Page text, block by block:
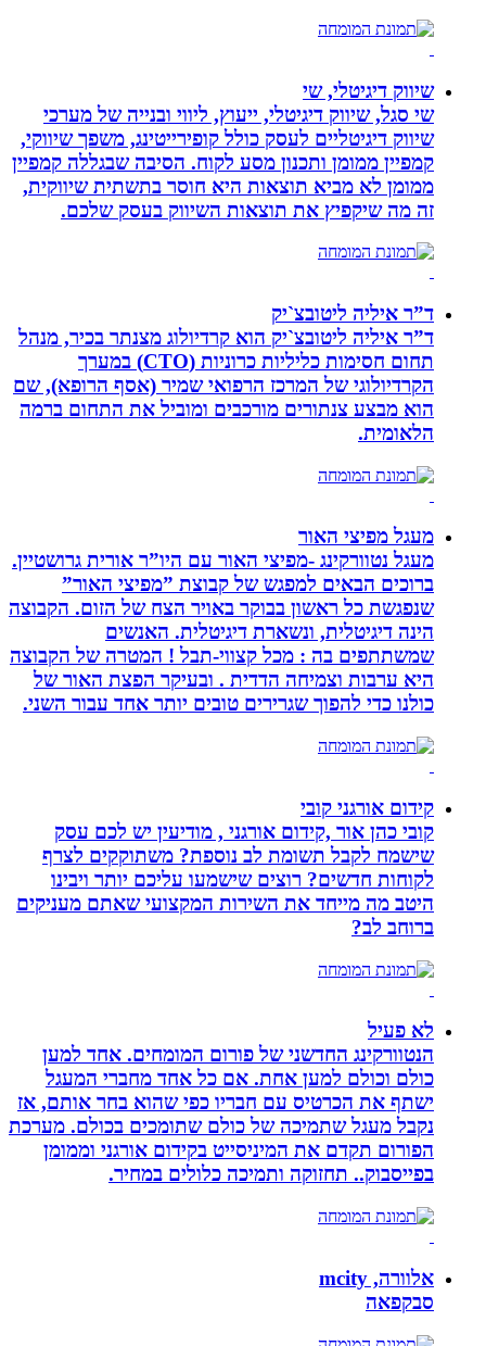
שיווק דיגיטלי, שי
שי סגל, שיווק דיגיטלי, ייעוץ, ליווי ובנייה של מערכי
שיווק דיגיטליים לעסק כולל קופירייטינג, משפך שיווקי,
קמפיין ממומן ותכנון מסע לקוח. הסיבה שבגללה קמפיין
ממומן לא מביא תוצאות היא חוסר בתשתית שיווקית,
זה מה שיקפיץ את תוצאות השיווק בעסק שלכם.
ד”ר איליה ליטובצ`יק
ד”ר איליה ליטובצ`יק הוא קרדיולוג מצנתר בכיר, מנהל
תחום חסימות כליליות כרוניות (CTO) במערך
הקרדיולוגי של המרכז הרפואי שמיר (אסף הרופא), שם
הוא מבצע צנתורים מורכבים ומוביל את התחום ברמה
הלאומית.
מעגל מפיצי האור
מעגל נטוורקינג -מפיצי האור עם היו”ר אורית גרושטיין.
ברוכים הבאים למפגש של קבוצת ”מפיצי האור”
שנפגשת כל ראשון בבוקר באויר הצח של הזום. הקבוצה
הינה דיגיטלית, ונשארת דיגיטלית. האנשים
שמשתתפים בה : מכל קצווי-תבל ! המטרה של הקבוצה
היא ערבות וצמיחה הדדית . ובעיקר הפצת האור של
כולנו כדי להפוך שגרירים טובים יותר אחד עבור השני.
קידום אורגני קובי
קובי כהן אור ,קידום אורגני , מודיעין יש לכם עסק
שישמח לקבל תשומת לב נוספת? משתוקקים לצרף
לקוחות חדשים? רוצים שישמעו עליכם יותר ויבינו
היטב מה מייחד את השירות המקצועי שאתם מעניקים
ברוחב לב?
לא פעיל
הנטוורקינג החדשני של פורום המומחים. אחד למען
כולם וכולם למען אחת. אם כל אחד מחברי המעגל
ישתף את הכרטיס עם חבריו כפי שהוא בחר אותם, אז
נקבל מעגל שתמיכה של כולם שתומכים בכולם. מערכת
הפורום תקדם את המיניסייט בקידום אורגני וממומן
בפייסבוק.. תחזוקה ותמיכה כלולים במחיר.
אלוורה, mcity
סבקפאה